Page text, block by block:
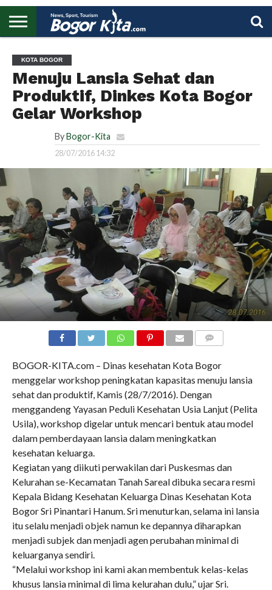
UTAMA
KOTA BOGOR
Menuju Lansia Sehat dan
Produktif, Dinkes Kota Bogor
Gelar Workshop
By Bogor-Kita
28/07/2016 14:32
BOGOR-KITA.com – Dinas kesehatan Kota Bogor
menggelar workshop peningkatan kapasitas menuju lansia
sehat dan produktif, Kamis (28/7/2016). Dengan
menggandeng Yayasan Peduli Kesehatan Usia Lanjut (Pelita
Usila), workshop digelar untuk mencari bentuk atau model
dalam pemberdayaan lansia dalam meningkatkan
kesehatan keluarga.
Kegiatan yang diikuti perwakilan dari Puskesmas dan
Kelurahan se-Kecamatan Tanah Sareal dibuka secara resmi
Kepala Bidang Kesehatan Keluarga Dinas Kesehatan Kota
Bogor Sri Pinantari Hanum. Sri menuturkan, selama ini lansia
itu selalu menjadi objek namun ke depannya diharapkan
menjadi subjek dan menjadi agen perubahan minimal di
keluarganya sendiri.
“Melalui workshop ini kami akan membentuk kelas-kelas
khusus lansia minimal di lima kelurahan dulu,” ujar Sri.